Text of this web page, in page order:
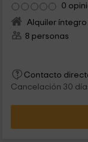
0
Alquiler íntegro
8 personas
Contacto
Cancelación 30